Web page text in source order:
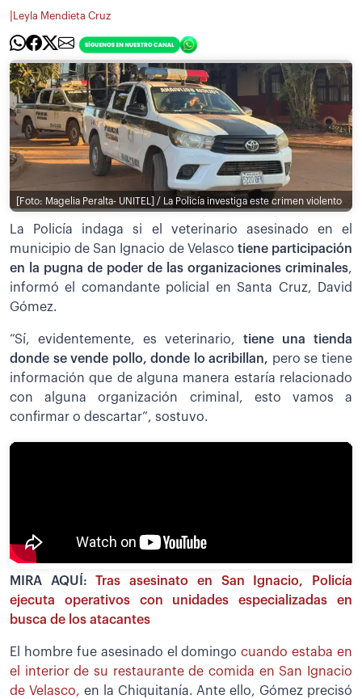
Leyla Mendieta Cruz
[Foto: Magelia Peralta- UNITEL] / La Policía investiga este crimen violento
La Policía indaga si el veterinario asesinado en el
municipio de San Ignacio de Velasco tiene participación
en la pugna de poder de las organizaciones criminales,
informó el comandante policial en Santa Cruz, David
Gómez.
“Sí, evidentemente, es veterinario, tiene una tienda
donde se vende pollo, donde lo acribillan, pero se tiene
información que de alguna manera estaría relacionado
con alguna organización criminal, esto vamos a
confirmar o descartar”, sostuvo.
MIRA AQUÍ:Tras asesinato en San Ignacio, Policía
ejecuta operativos con unidades especializadas en
busca de los atacantes
El hombre fue asesinado el domingocuando estaba en
el interior de su restaurante de comida en San Ignacio
de Velasco, en la Chiquitanía. Ante ello, Gómez precisó